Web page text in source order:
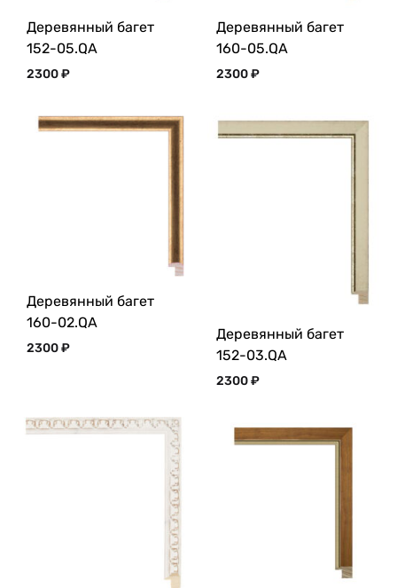
Деревянный багет
152-05.QA
2300₽
Деревянный багет
160-05.QA
2300₽
Деревянный багет
160-02.QA
2300₽
Деревянный багет
152-03.QA
2300₽